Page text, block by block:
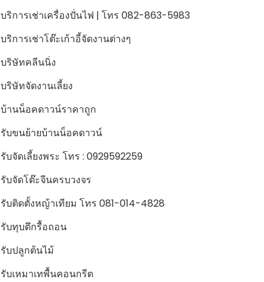
บริการเช่าเครื่องปั่นไฟ | โทร 082-863-5983
บริการเช่าโต๊ะเก้าอี้จัดงานต่างๆ
บริษัทคลีนนิ่ง
บริษัทจัดงานเลี้ยง
บ้านน็อคดาวน์ราคาถูก
รับขนย้ายบ้านน็อคดาวน์
รับจัดเลี้ยงพระ โทร : 0929592259
รับจัดโต๊ะจีนครบวงจร
รับติดตั้งหญ้าเทียม โทร 081-014-4828
รับทุบตึกรื้อถอน
รับปลูกต้นไม้
รับเหมาเทพื้นคอนกรีต